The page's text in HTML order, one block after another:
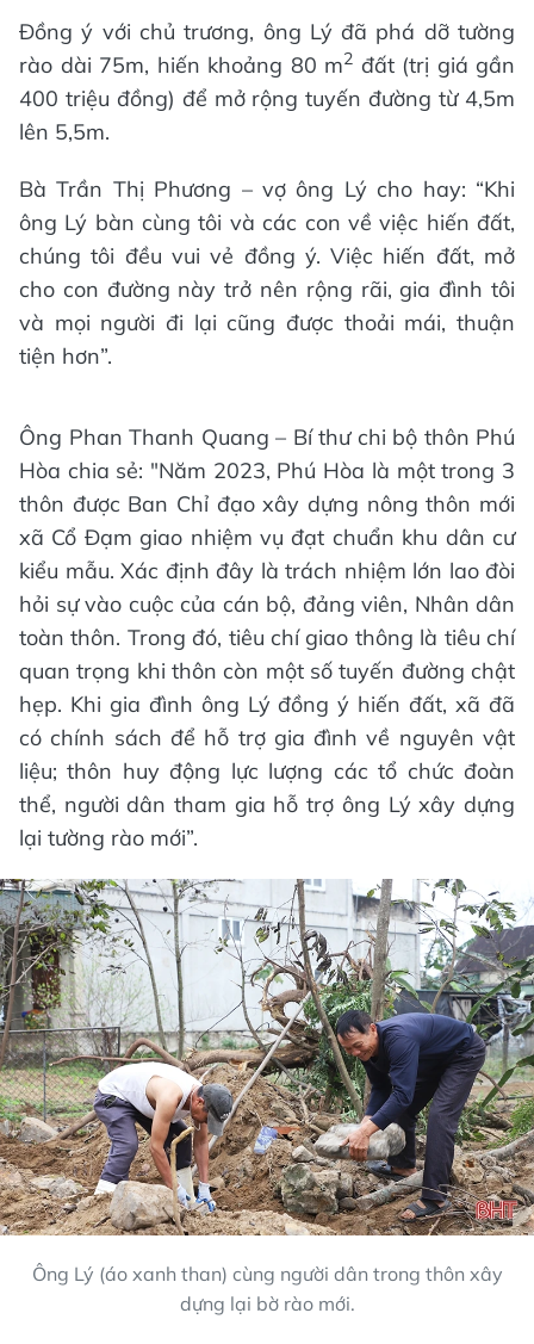
Đồng ý với chủ trương, ông Lý đã phá dỡ tường
rào dài 75m, hiến khoảng 80 m2 đất (trị giá gần
400 triệu đồng) để mở rộng tuyến đường từ 4,5m
lên 5,5m.
Bà Trần Thị Phương – vợ ông Lý cho hay: “Khi
ông Lý bàn cùng tôi và các con về việc hiến đất,
chúng tôi đều vui vẻ đồng ý. Việc hiến đất, mở
cho con đường này trở nên rộng rãi, gia đình tôi
và mọi người đi lại cũng được thoải mái, thuận
tiện hơn”.
Ông Phan Thanh Quang – Bí thư chi bộ thôn Phú
Hòa chia sẻ: "Năm 2023, Phú Hòa là một trong 3
thôn được Ban Chỉ đạo xây dựng nông thôn mới
xã Cổ Đạm giao nhiệm vụ đạt chuẩn khu dân cư
kiểu mẫu. Xác định đây là trách nhiệm lớn lao đòi
hỏi sự vào cuộc của cán bộ, đảng viên, Nhân dân
toàn thôn. Trong đó, tiêu chí giao thông là tiêu chí
quan trọng khi thôn còn một số tuyến đường chật
hẹp. Khi gia đình ông Lý đồng ý hiến đất, xã đã
có chính sách để hỗ trợ gia đình về nguyên vật
liệu; thôn huy động lực lượng các tổ chức đoàn
thể, người dân tham gia hỗ trợ ông Lý xây dựng
lại tường rào mới”.
Ông Lý (áo xanh than) cùng người dân trong thôn xây
dựng lại bờ rào mới.